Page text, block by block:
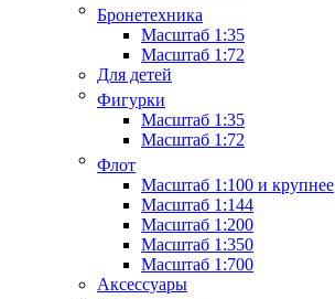
Бронетехника
Масштаб 1:35
Масштаб 1:72
Для детей
Фигурки
Масштаб 1:35
Масштаб 1:72
Флот
Масштаб 1:100 и крупнее
Масштаб 1:144
Масштаб 1:200
Масштаб 1:350
Масштаб 1:700
Аксессуары